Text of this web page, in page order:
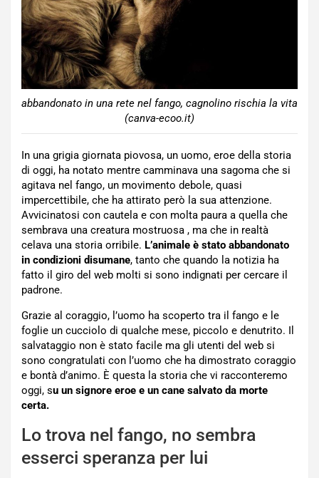
abbandonato in una rete nel fango, cagnolino rischia la vita
(canva-ecoo.it)
In una grigia giornata piovosa, un uomo, eroe della storia
di oggi, ha notato mentre camminava una sagoma che si
agitava nel fango, un movimento debole, quasi
impercettibile, che ha attirato però la sua attenzione.
Avvicinatosi con cautela e con molta paura a quella che
sembrava una creatura mostruosa , ma che in realtà
celava una storia orribile. L’animale è stato abbandonato
in condizioni disumane, tanto che quando la notizia ha
fatto il giro del web molti si sono indignati per cercare il
padrone.
Grazie al coraggio, l’uomo ha scoperto tra il fango e le
foglie un cucciolo di qualche mese, piccolo e denutrito. Il
salvataggio non è stato facile ma gli utenti del web si
sono congratulati con l’uomo che ha dimostrato coraggio
e bontà d’animo. È questa la storia che vi racconteremo
oggi, su un signore eroe e un cane salvato da morte
certa.
Lo trova nel fango, no sembra
esserci speranza per lui